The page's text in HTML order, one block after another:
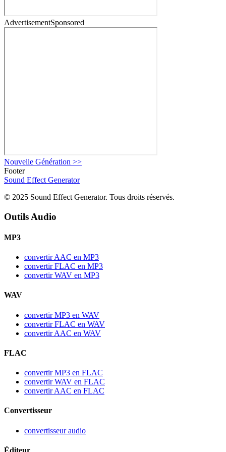
AdvertisementSponsored
Nouvelle Génération >>
Footer
Sound Effect Generator
© 2025 Sound Effect Generator. Tous droits réservés.
Outils Audio
MP3
convertir AAC en MP3
convertir FLAC en MP3
convertir WAV en MP3
WAV
convertir MP3 en WAV
convertir FLAC en WAV
convertir AAC en WAV
FLAC
convertir MP3 en FLAC
convertir WAV en FLAC
convertir AAC en FLAC
Convertisseur
convertisseur audio
Éditeur